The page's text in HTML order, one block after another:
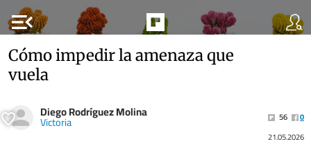
menu_open
Cómo impedir la amenaza que
vuela
Diego Rodríguez Molina
Victoria 56
0
21.05.2026